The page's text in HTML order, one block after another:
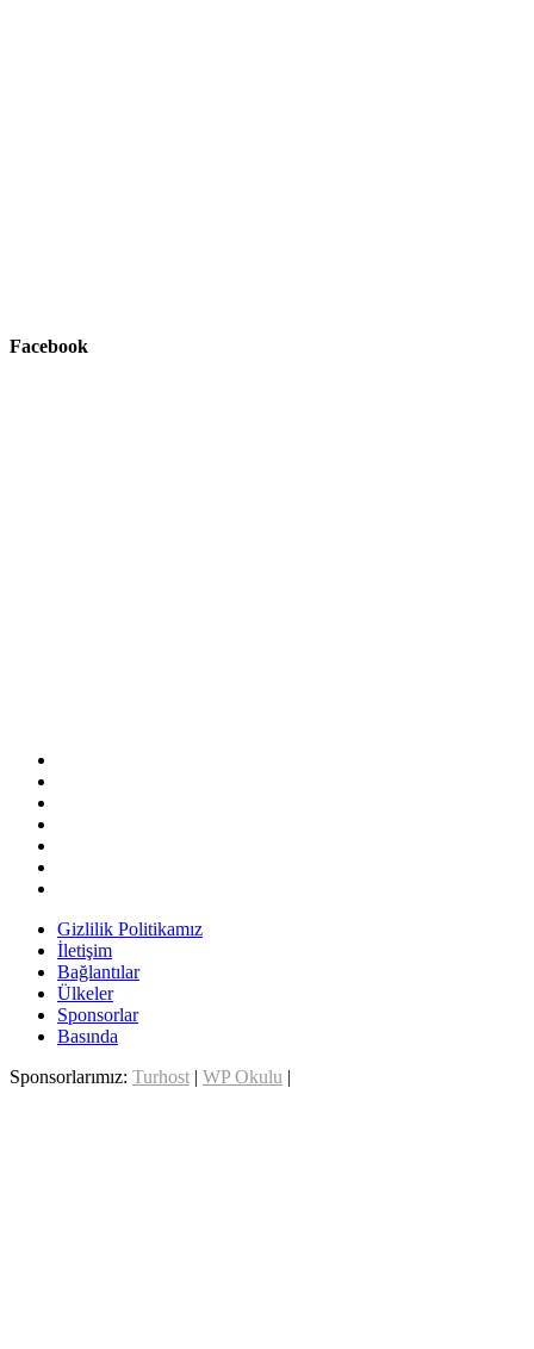
Facebook
Gizlilik Politikamız
İletişim
Bağlantılar
Ülkeler
Sponsorlar
Basında
Sponsorlarımız: Turhost | WP Okulu |